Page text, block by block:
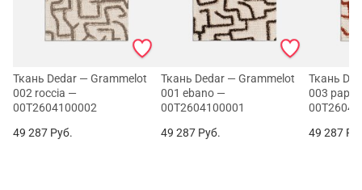
Ткань Dedar — Grammelot
002 roccia —
00T2604100002
49 287 Руб.
Ткань Dedar — Grammelot
001 ebano —
00T2604100001
49 287 Руб.
Ткань
003
49 287